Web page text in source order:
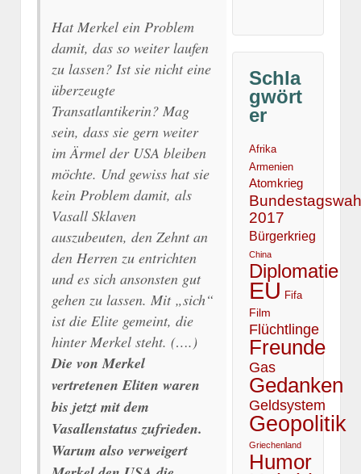
Hat Merkel ein Problem
damit, das so weiter laufen
zu lassen? Ist sie nicht eine
überzeugte
Transatlantikerin? Mag
sein, dass sie gern weiter
im Ärmel der USA bleiben
möchte. Und gewiss hat sie
kein Problem damit, als
Vasall Sklaven
auszubeuten, den Zehnt an
den Herren zu entrichten
und es sich ansonsten gut
gehen zu lassen. Mit „sich“
ist die Elite gemeint, die
hinter Merkel steht. (….)
Die von Merkel
vertretenen Eliten waren
bis jetzt mit dem
Vasallenstatus zufrieden.
Warum also verweigert
Schla
gwört
er
Afrika
Armenien
Atomkrieg
2017
Bürgerkrieg
China
Diplomatie
EU Fifa
Film
Flüchtlinge
Freunde
Gas
Gedanken
Geldsystem
Geopolitik
Griechenland
Humor